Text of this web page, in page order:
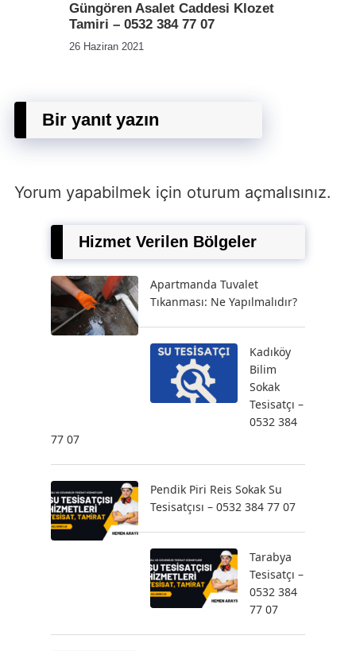
Güngören Asalet Caddesi Klozet
Tamiri – 0532 384 77 07
26 Haziran 2021
Bir yanıt yazın
Yorum yapabilmek için oturum açmalısınız.
Hizmet Verilen Bölgeler
Apartmanda Tuvalet
Tıkanması: Ne Yapılmalıdır?
Kadıköy
Bilim
Sokak
Tesisatçı –
0532 384
77 07
Pendik Piri Reis Sokak Su
Tesisatçısı – 0532 384 77 07
Tarabya
Tesisatçı –
0532 384
77 07